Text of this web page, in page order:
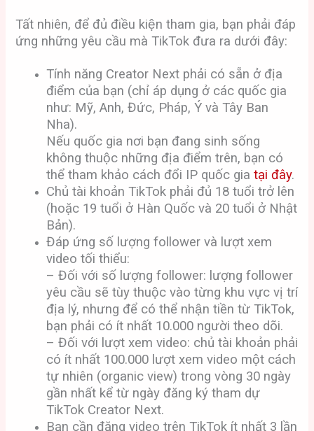
Tất nhiên, để đủ điều kiện tham gia, bạn phải đáp
ứng những yêu cầu mà TikTok đưa ra dưới đây:
Tính năng Creator Next phải có sẵn ở địa
điểm của bạn (chỉ áp dụng ở các quốc gia
như: Mỹ, Anh, Đức, Pháp, Ý và Tây Ban
Nha).
Nếu quốc gia nơi bạn đang sinh sống
không thuộc những địa điểm trên, bạn có
thể tham khảo cách đổi IP quốc giatại đây.
Chủ tài khoản TikTok phải đủ 18 tuổi trở lên
(hoặc 19 tuổi ở Hàn Quốc và 20 tuổi ở Nhật
Bản).
Đáp ứng số lượng follower và lượt xem
video tối thiểu:
– Đối với số lượng follower: lượng follower
yêu cầu sẽ tùy thuộc vào từng khu vực vị trí
địa lý, nhưng để có thể nhận tiền từ TikTok,
bạn phải có ít nhất 10.000 người theo dõi.
– Đối với lượt xem video: chủ tài khoản phải
có ít nhất 100.000 lượt xem video một cách
tự nhiên (organic view) trong vòng 30 ngày
gần nhất kể từ ngày đăng ký tham dự
TikTok Creator Next.
Bạn cần đăng video trên TikTok ít nhất 3 lần